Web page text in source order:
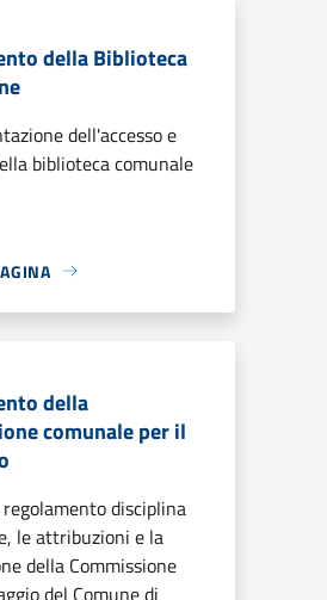
della Biblioteca
dell'accesso e
biblioteca comunale
della
comunale per il
disciplina
le attribuzioni e la
della Commissione
del Comune di